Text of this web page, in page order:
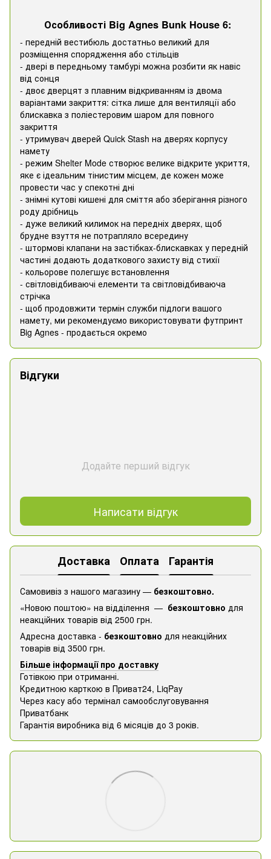
Особливості Big Agnes Bunk House 6:
- передній вестибюль достатньо великий для
розміщення спорядження або стільців
- двері в передньому тамбурі можна розбити як навіс
від сонця
- двоє дверцят з плавним відкриванням із двома
варіантами закриття: сітка лише для вентиляції або
блискавка з поліестеровим шаром для повного
закриття
- утримувач дверей Quick Stash на дверях корпусу
намету
- режим Shelter Mode створює велике відкрите укриття,
яке є ідеальним тінистим місцем, де кожен може
провести час у спекотні дні
- знімні кутові кишені для сміття або зберігання різного
роду дрібниць
- дуже великий килимок на передніх дверях, щоб
брудне взуття не потрапляло всередину
- штормові клапани на застібках-блискавках у передній
частині додають додаткового захисту від стихії
- кольорове полегшує встановлення
- світловідбиваючі елементи та світловідбиваюча
стрічка
- щоб продовжити термін служби підлоги вашого
намету, ми рекомендуємо використовувати футпринт
Big Agnes - продається окремо
Відгуки
Додайте перший відгук
Написати відгук
Доставка Оплата Гарантія
Самовивіз з нашого магазину — безкоштовно.
«Новою поштою» на відділення — безкоштовно для
неакційних товарів від 2500 грн.
Адресна доставка - безкоштовно для неакційних
товарів від 3500 грн.
Більше інформації про доставку
Готівкою при отриманні.
Кредитною карткою в Приват24, ​​LiqPay
Через касу або термінал самообслуговування
Приватбанк
Гарантія виробника від 6 місяців до 3 років.